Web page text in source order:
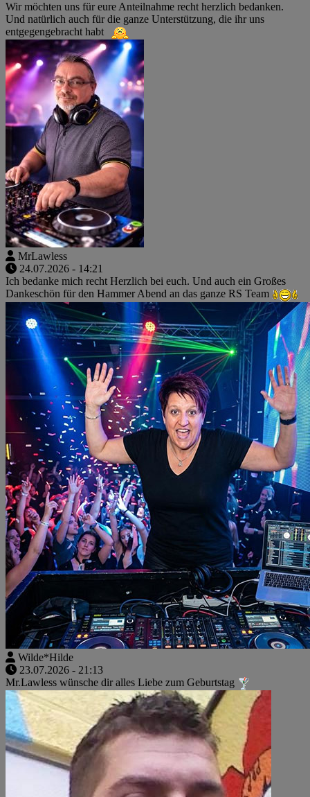
Wir möchten uns für eure Anteilnahme recht herzlich bedanken.
Und natürlich auch für die ganze Unterstützung, die ihr uns
entgegengebracht habt
MrLawless
24.07.2026 - 14:21
Ich bedanke mich recht Herzlich bei euch. Und auch ein Großes
Dankeschön für den Hammer Abend an das ganze RS Team
Wilde*Hilde
23.07.2026 - 21:13
Mr.Lawless wünsche dir alles Liebe zum Geburtstag